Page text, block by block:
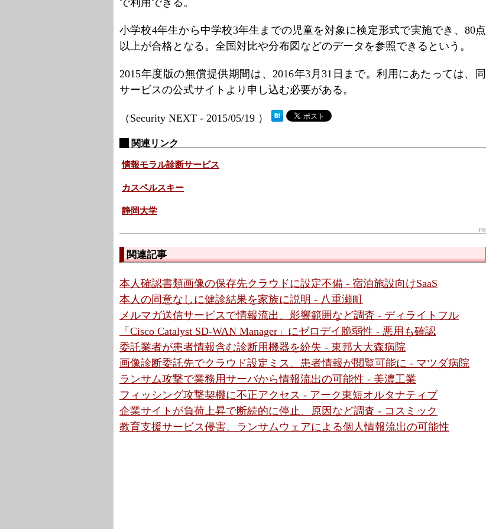
で利用できる。
小学校4年生から中学校3年生までの児童を対象に検定形式で実施でき、80点
以上が合格となる。全国対比や分布図などのデータを参照できるという。
2015年度版の無償提供期間は、2016年3月31日まで。利用にあたっては、同
サービスの公式サイトより申し込む必要がある。
（Security NEXT - 2015/05/19 ）
関連リンク
情報モラル診断サービス
カスペルスキー
静岡大学
PR
関連記事
本人確認書類画像の保存先クラウドに設定不備 - 宿泊施設向けSaaS
本人の同意なしに健診結果を家族に説明 - 八重瀬町
メルマガ送信サービスで情報流出、影響範囲など調査 - ディライトフル
「Cisco Catalyst SD-WAN Manager」にゼロデイ脆弱性 - 悪用も確認
委託業者が患者情報含む診断用機器を紛失 - 東邦大大森病院
画像診断委託先でクラウド設定ミス、患者情報が閲覧可能に - マツダ病院
ランサム攻撃で業務用サーバから情報流出の可能性 - 美濃工業
フィッシング攻撃契機に不正アクセス - アーク東短オルタナティブ
企業サイトが負荷上昇で断続的に停止、原因など調査 - コスミック
教育支援サービス侵害、ランサムウェアによる個人情報流出の可能性